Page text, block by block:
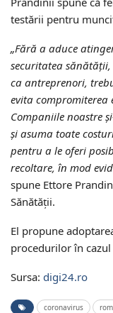
testării pentru
„Fără a aduce
securitatea
ca antreprenori,
evita compromiterea
Companiile noastre
și asuma toate
pentru a le oferi
recoltare, în mod
spune Ettore
Sănătății.
El propune
procedurilor în
Sursa: digi24.ro
coronavirus